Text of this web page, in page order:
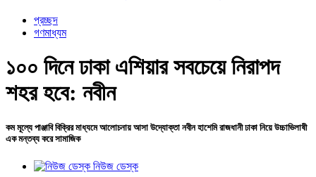
প্রচ্ছদ
গণমাধ্যম
১০০ দিনে ঢাকা এশিয়ার সবচেয়ে নিরাপদ
শহর হবে: নবীন
কম মূল্যে পাঞ্জাবি বিক্রির মাধ্যমে আলোচনায় আসা উদ্যোক্তা নবীন হাশেমি রাজধানী ঢাকা নিয়ে উচ্চাভিলাষী
এক মন্তব্য করে সামাজিক
নিউজ ডেস্ক